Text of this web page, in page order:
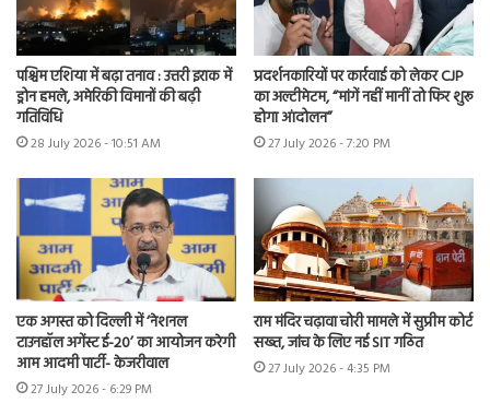
पश्चिम एशिया में बढ़ा तनाव : उत्तरी इराक में
ड्रोन हमले, अमेरिकी विमानों की बढ़ी
गतिविधि
28 July 2026 - 10:51 AM
प्रदर्शनकारियों पर कार्रवाई को लेकर CJP
का अल्टीमेटम, “मांगें नहीं मानीं तो फिर शुरू
होगा आंदोलन”
27 July 2026 - 7:20 PM
एक अगस्त को दिल्ली में ‘नेशनल
टाउनहॉल अगेंस्ट ई-20’ का आयोजन करेगी
आम आदमी पार्टी- केजरीवाल
27 July 2026 - 6:29 PM
राम मंदिर चढ़ावा चोरी मामले में सुप्रीम कोर्ट
सख्त, जांच के लिए नई SIT गठित
27 July 2026 - 4:35 PM